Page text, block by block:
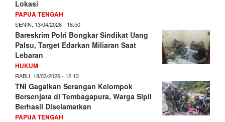
Lokasi
PAPUA TENGAH
SENIN, 13/04/2026 - 16:50
Bareskrim Polri Bongkar Sindikat Uang
Palsu, Target Edarkan Miliaran Saat
Lebaran
HUKUM
RABU, 18/03/2026 - 12:13
TNI Gagalkan Serangan Kelompok
Bersenjata di Tembagapura, Warga Sipil
Berhasil Diselamatkan
PAPUA TENGAH